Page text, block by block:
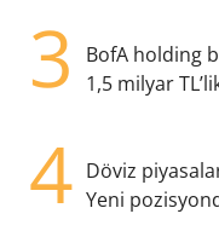
3
BofA holding
1,5 milyar
4 Döviz
Yeni